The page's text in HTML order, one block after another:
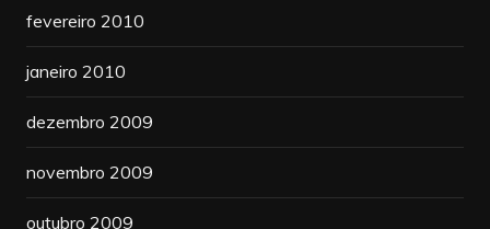
fevereiro 2010
janeiro 2010
dezembro 2009
novembro 2009
outubro 2009